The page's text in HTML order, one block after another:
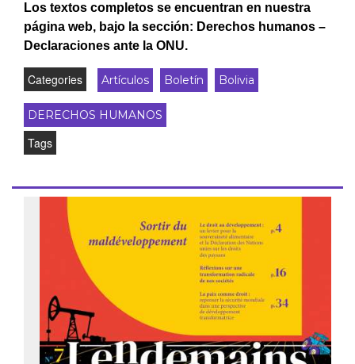
Los textos completos se encuentran en nuestra
página web, bajo la sección: Derechos humanos –
Declaraciones ante la ONU.
Categories Artículos Boletín Bolivia
DERECHOS HUMANOS
Tags